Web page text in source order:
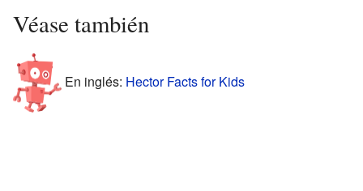
Véase también
En inglés: Hector Facts for Kids